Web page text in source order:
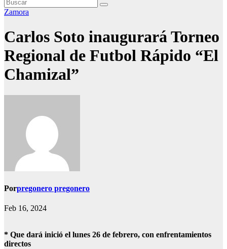
Zamora
Carlos Soto inaugurará Torneo
Regional de Futbol Rápido “El
Chamizal”
Porpregonero pregonero
Feb 16, 2024
* Que dará inició el lunes 26 de febrero, con enfrentamientos
directos